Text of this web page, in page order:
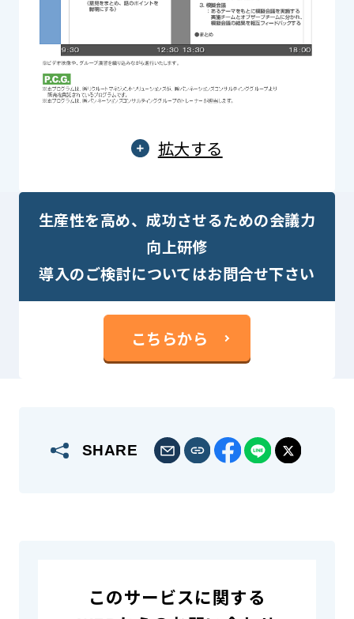
拡大する
生産性を高め、成功させるための会議力
向上研修
導入のご検討についてはお問合せ下さい
こちらから
SHARE
このサービスに関する